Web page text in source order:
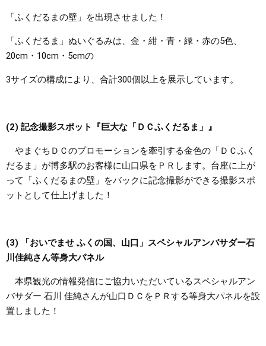
「ふくだるまの壁」を出現させました！
「ふくだるま」ぬいぐるみは、金・紺・青・緑・赤の5色、
20cm・10cm・5cmの
3サイズの構成により、合計300個以上を展示しています。
(2) 記念撮影スポット『巨大な「ＤＣふくだるま」』
やまぐちＤＣのプロモーションを牽引する金色の「ＤＣふく
だるま」が博多駅のお客様に山口県をＰＲします。台座に上が
って「ふくだるまの壁」をバックに記念撮影ができる撮影スポ
ットとして仕上げました！
(3) 「おいでませ ふくの国、山口」スペシャルアンバサダー石
川佳純さん等身大パネル
本県観光の情報発信にご協力いただいているスペシャルアン
バサダー 石川 佳純さんが山口ＤＣをＰＲする等身大パネルを設
置しました！